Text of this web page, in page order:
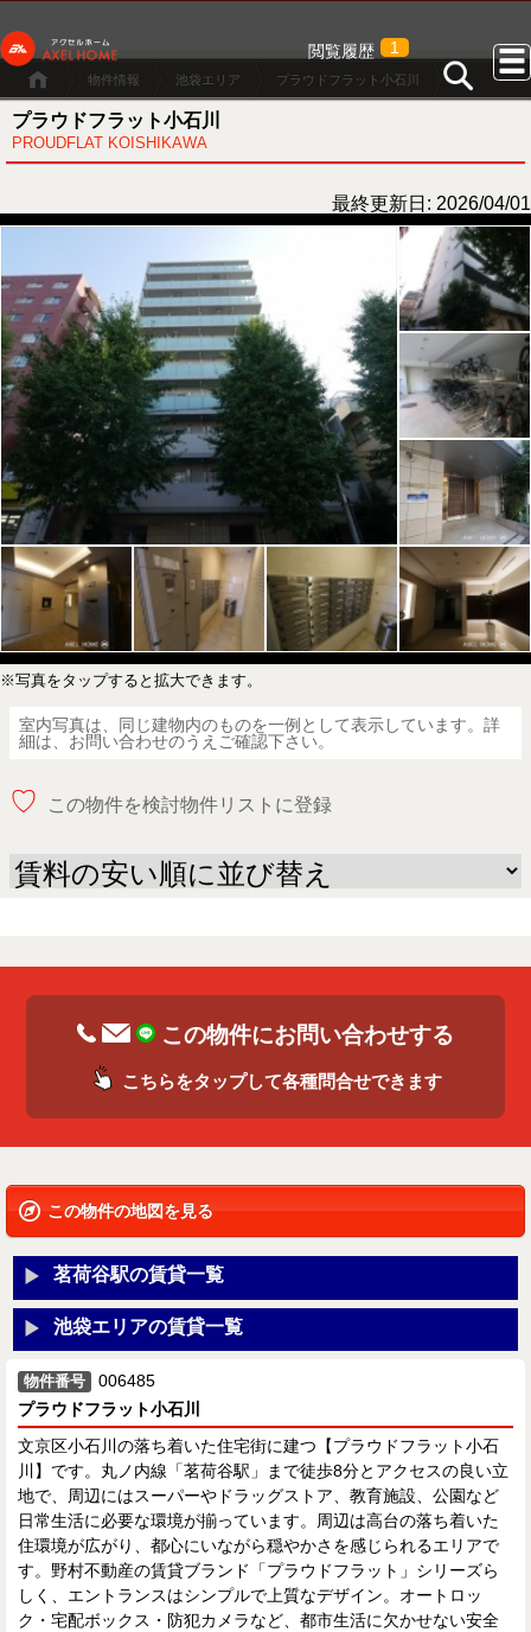
閲覧履歴 1
物件情報 池袋エリア プラウドフラット小石川
プラウドフラット小石川
PROUDFLAT KOISHIKAWA
最終更新日: 2026/04/01
※写真をタップすると拡大できます。
室内写真は、同じ建物内のものを一例として表示しています。詳
細は、お問い合わせのうえご確認下さい。
♡ この物件を検討物件リストに登録
この物件にお問い合わせする
こちらをタップして各種問合せできます
この物件の地図を見る
茗荷谷駅の賃貸一覧
池袋エリアの賃貸一覧
物件番号
006485
プラウドフラット小石川
文京区小石川の落ち着いた住宅街に建つ【プラウドフラット小石
川】です。丸ノ内線「茗荷谷駅」まで徒歩8分とアクセスの良い立
地で、周辺にはスーパーやドラッグストア、教育施設、公園など
日常生活に必要な環境が揃っています。周辺は高台の落ち着いた
住環境が広がり、都心にいながら穏やかさを感じられるエリアで
す。野村不動産の賃貸ブランド「プラウドフラット」シリーズら
しく、エントランスはシンプルで上質なデザイン。オートロッ
ク・宅配ボックス・防犯カメラなど、都市生活に欠かせない安全